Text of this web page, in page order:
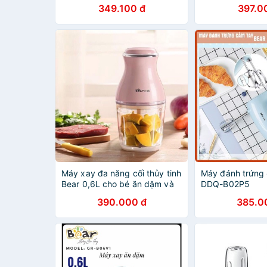
tháng hàng chính hãng tặng
vớt lòng đỏ
349.100 đ
suất 300W, cối
tích 2L,
Máy xay đa năng cối thủy tinh
Bear 0,6L cho bé ăn dặm và
390.000 đ
Máy đánh trứng
DDQ-B02P5